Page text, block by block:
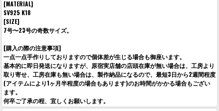
[MATERIAL]
SV925 K18
[SIZE]
7号〜23号の奇数サイズ。
[購入の際の注意事項]
一点一点手作りしておりますので個体差が生じる場合も御座います。
基本的に即日発送になりますが、原宿実店舗の店頭在庫が無い場合は、工房より
取り寄せ、工房在庫も無い場合は、製作納品になるので、最短3日から2週間程度
(アイテムにより1ヶ月半程度の場合もあります)のお時間がかかる場合もござい
ます。
何卒ご了承の程、宜しくお願いします。